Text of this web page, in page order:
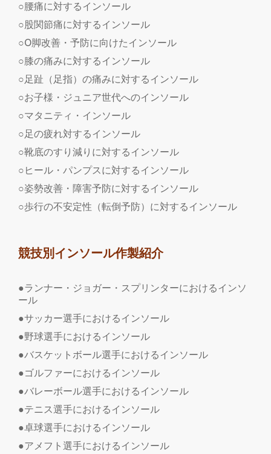
○腰痛に対するインソール
○股関節痛に対するインソール
○O脚改善・予防に向けたインソール
○膝の痛みに対するインソール
○足趾（足指）の痛みに対するインソール
○お子様・ジュニア世代へのインソール
○マタニティ・インソール
○足の疲れ対するインソール
○靴底のすり減りに対するインソール
○ヒール・パンプスに対するインソール
○姿勢改善・障害予防に対するインソール
○歩行の不安定性（転倒予防）に対するインソール
競技別インソール作製紹介
●ランナー・ジョガー・スプリンターにおけるインソ
ール
●サッカー選手におけるインソール
●野球選手におけるインソール
●バスケットボール選手におけるインソール
●ゴルファーにおけるインソール
●バレーボール選手におけるインソール
●テニス選手におけるインソール
●卓球選手におけるインソール
●アメフト選手におけるインソール